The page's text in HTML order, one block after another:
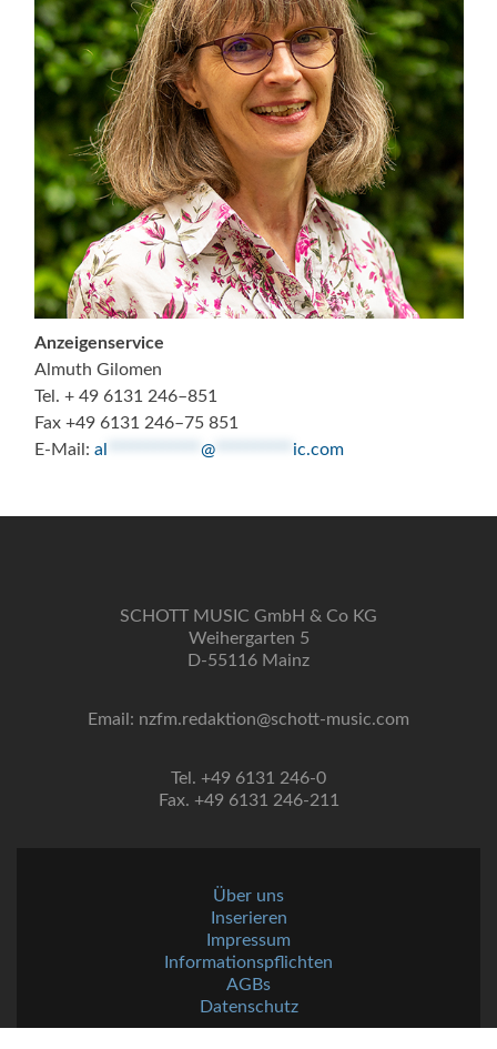
Anzeigenservice
Almuth Gilomen
Tel. + 49 6131 246–851
Fax +49 6131 246–75 851
E-Mail: al @ ic.com
SCHOTT MUSIC GmbH & Co KG
Weihergarten 5
D-55116 Mainz
Email: nzfm.redaktion@schott-music.com
Tel. +49 6131 246-0
Fax. +49 6131 246-211
Über uns
Inserieren
Impressum
Informationspflichten
AGBs
Datenschutz